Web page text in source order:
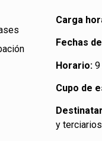
Carga
Fechas
Horario:9
Cupo de
y